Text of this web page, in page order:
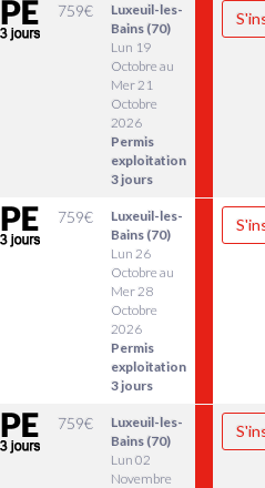
759€
Luxeuil-les-
Bains (70)
Lun 19
Octobre au
Mer 21
Octobre
2026
Permis
exploitation
3 jours
759€
Luxeuil-les-
Bains (70)
Lun 26
Octobre au
Mer 28
Octobre
2026
Permis
exploitation
3 jours
759€
Luxeuil-les-
Bains (70)
Lun 02
Novembre